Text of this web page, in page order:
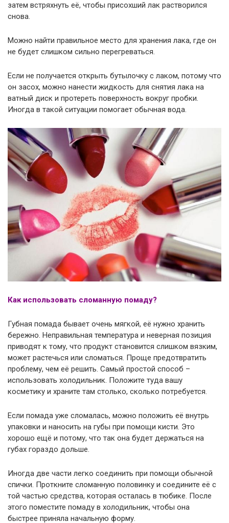
затем встряхнуть её, чтобы присохший лак растворился
снова.
Можно найти правильное место для хранения лака, где он
не будет слишком сильно перегреваться.
Если не получается открыть бутылочку с лаком, потому что
он засох, можно нанести жидкость для снятия лака на
ватный диск и протереть поверхность вокруг пробки.
Иногда в такой ситуации помогает обычная вода.
Как использовать сломанную помаду?
Губная помада бывает очень мягкой, её нужно хранить
бережно. Неправильная температура и неверная позиция
приводят к тому, что продукт становится слишком вязким,
может растечься или сломаться. Проще предотвратить
проблему, чем её решить. Самый простой способ –
использовать холодильник. Положите туда вашу
косметику и храните там столько, сколько потребуется.
Если помада уже сломалась, можно положить её внутрь
упаковки и наносить на губы при помощи кисти. Это
хорошо ещё и потому, что так она будет держаться на
губах гораздо дольше.
Иногда две части легко соединить при помощи обычной
спички. Проткните сломанную половинку и соедините её с
той частью средства, которая осталась в тюбике. После
этого поместите помаду в холодильник, чтобы она
быстрее приняла начальную форму.